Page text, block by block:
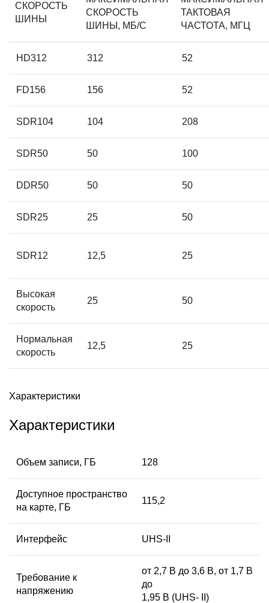
СКОРОСТЬ
ШИНЫ
СКОРОСТЬ
ШИНЫ, МБ/С
ТАКТОВАЯ
ЧАСТОТА, МГЦ
HD312 312 52
FD156 156 52
SDR104 104 208
SDR50 50 100
DDR50 50 50
SDR25 25 50
SDR12 12,5 25
Высокая
скорость
25 50
Нормальная
скорость
12,5 25
Характеристики
Характеристики
Объем записи, ГБ 128
Доступное пространство
на карте, ГБ
115,2
Интерфейс UHS-II
Требование к
напряжению
от 2,7 В до 3,6 В, от 1,7 В
до
1,95 В (UHS- II)